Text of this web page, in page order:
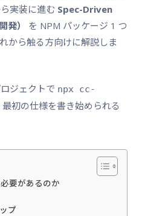
実装に進む Spec-Driven
）
を NPM パッケージ 1 つ
から触る方向けに解説しま
ジェクトで npx cc-
初の仕様を書き始められる
要があるのか
プ